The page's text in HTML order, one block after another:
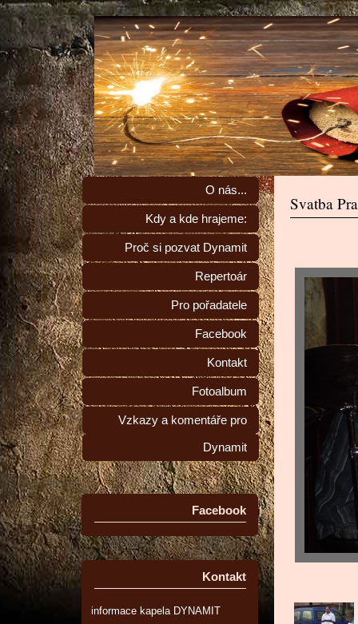
O nás...
Kdy a kde hrajeme:
Proč si pozvat Dynamit
Repertoár
Pro pořadatele
Facebook
Kontakt
Fotoalbum
Vzkazy a komentáře pro
Dynamit
Facebook
Kontakt
informace kapela DYNAMIT
Svatba